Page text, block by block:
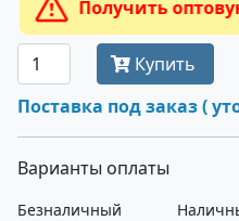
Купить
Поставка под заказ (
Варианты оплаты
Безналичный